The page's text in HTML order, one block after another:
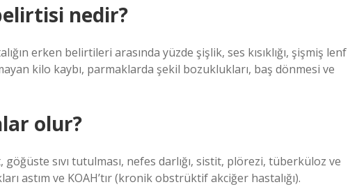
nedir?
erken belirtileri arasında yüzde şişlik, ses kısıklığı, şişmiş lenf
kilo kaybı, parmaklarda şekil bozuklukları, baş dönmesi ve
olur?
göğüste sıvı tutulması, nefes darlığı, sistit, plörezi, tüberküloz ve
astım ve KOAH’tır (kronik obstrüktif akciğer hastalığı).